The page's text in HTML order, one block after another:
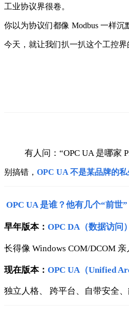
工业协议界很卷。
你以为协议们都像 Modbus 一样
今天，就让我们扒一扒这个工控界
有人问： “OPC UA 是哪家
别搞错， OPC UA 不是某品牌的
OPC UA 是谁？他有几个“前世”
早年版本： OPC DA（数据访问）
长得像 Windows COM/DCOM
现在版本： OPC UA （Unified
独立人格、 跨平台、 自带安全、